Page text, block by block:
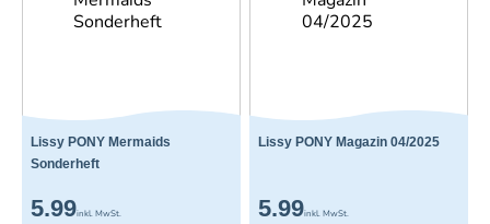
Lissy PONY Mermaids
Sonderheft
5.99inkl. MwSt.
Lissy PONY Magazin 04/2025
5.99inkl. MwSt.